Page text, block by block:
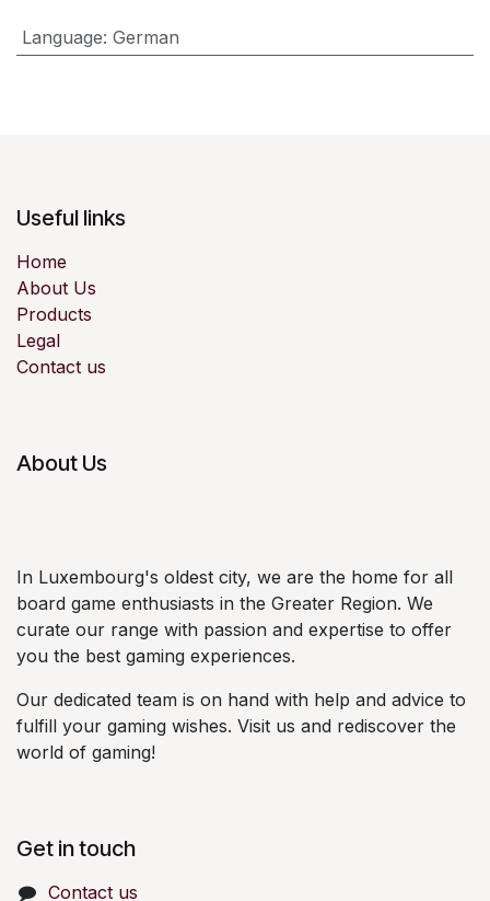
Language: German
Useful links
Home
About Us
Products
Legal
Contact us
About Us
In Luxembourg's oldest city, we are the home for all
board game enthusiasts in the Greater Region. We
curate our range with passion and expertise to offer
you the best gaming experiences.
Our dedicated team is on hand with help and advice to
fulfill your gaming wishes. Visit us and rediscover the
world of gaming!
Get in touch
Contact us